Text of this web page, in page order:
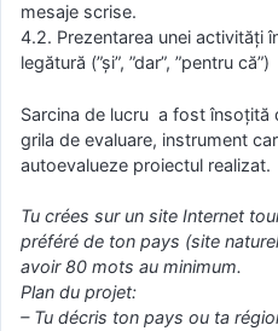
mesaje scrise.
4.2. Prezentarea unei activități
legătură (”și”, ”dar”, ”pentru că”)
Sarcina de lucru a fost însoţită
grila de evaluare, instrument
autoevalueze proiectul realizat.
Tu crées sur un site Internet
préféré de ton pays (site
avoir 80 mots au minimum.
Plan du projet:
– Tu décris ton pays ou ta